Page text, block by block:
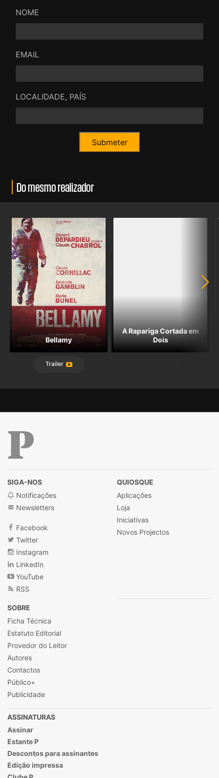
NOME
EMAIL
LOCALIDADE, PAÍS
Do mesmo realizador
Bellamy
Trailer
A Rapariga Cortada em
Dois
SIGA-NOS
Notificações
Newsletters
Facebook
Twitter
Instagram
LinkedIn
YouTube
RSS
QUIOSQUE
Aplicações
Loja
Iniciativas
Novos Projectos
SOBRE
Ficha Técnica
Estatuto Editorial
Provedor do Leitor
Autores
Contactos
Público+
Publicidade
ASSINATURAS
Assinar
Estante P
Descontos para assinantes
Edição impressa